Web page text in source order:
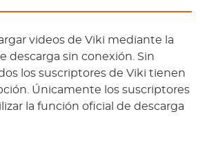
videos de Viki mediante la
descarga sin conexión. Sin
los suscriptores de Viki tienen
Únicamente los suscriptores
la función oficial de descarga